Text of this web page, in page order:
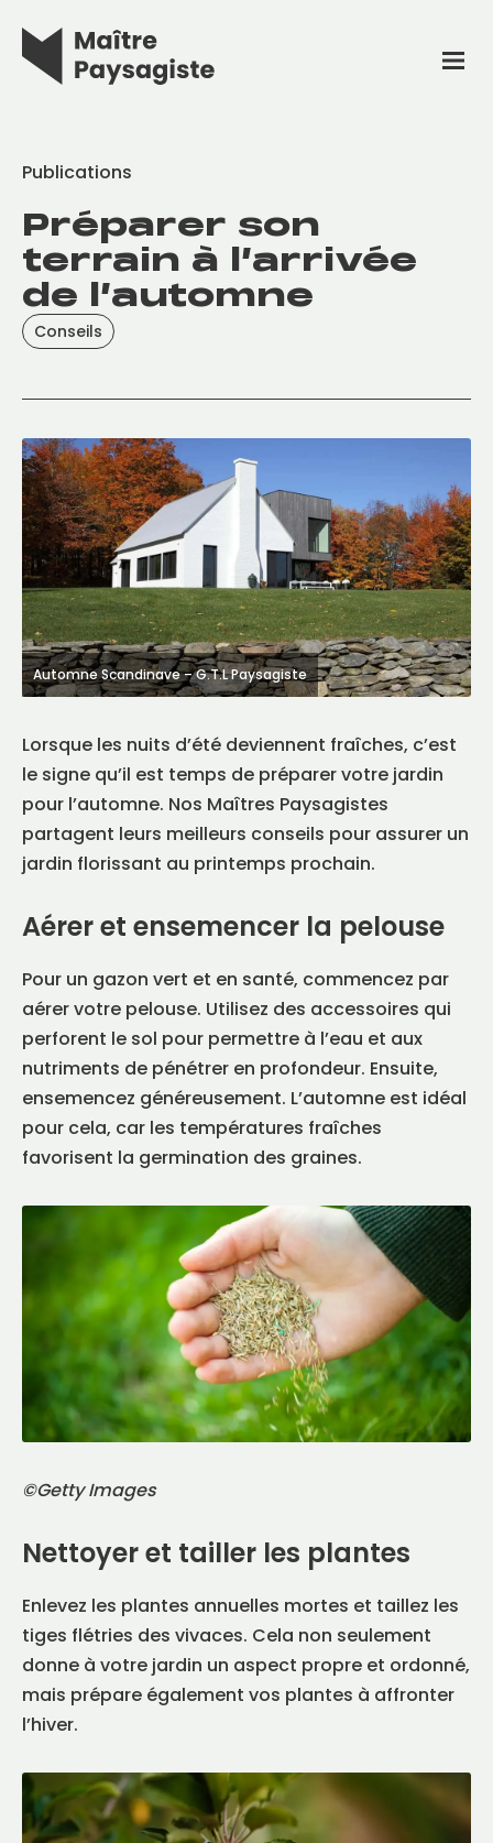
Trouver un maître paysagiste
EN
Publications
Préparer son
terrain à l’arrivée
de l’automne
Conseils
Automne Scandinave – G.T.L Paysagiste
Lorsque les nuits d’été deviennent fraîches, c’est
le signe qu’il est temps de préparer votre jardin
pour l’automne. Nos Maîtres Paysagistes
partagent leurs meilleurs conseils pour assurer un
jardin florissant au printemps prochain.
Aérer et ensemencer la pelouse
Pour un gazon vert et en santé, commencez par
aérer votre pelouse. Utilisez des accessoires qui
perforent le sol pour permettre à l’eau et aux
nutriments de pénétrer en profondeur. Ensuite,
ensemencez généreusement. L’automne est idéal
pour cela, car les températures fraîches
favorisent la germination des graines.
©Getty Images
Nettoyer et tailler les plantes
Enlevez les plantes annuelles mortes et taillez les
tiges flétries des vivaces. Cela non seulement
donne à votre jardin un aspect propre et ordonné,
mais prépare également vos plantes à affronter
l’hiver.